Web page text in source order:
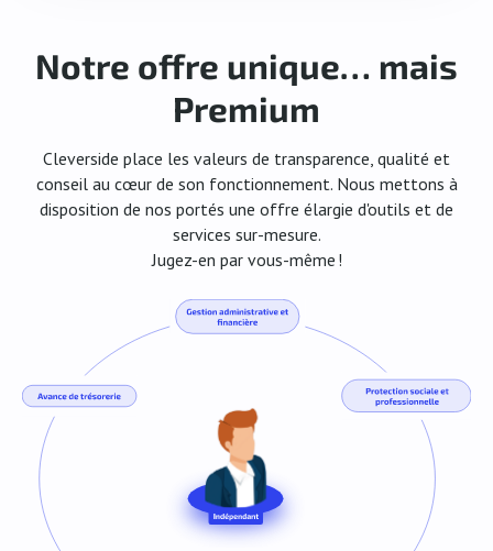
Notre offre unique… mais
Premium
Cleverside place les valeurs de transparence, qualité et
conseil au cœur de son fonctionnement. Nous mettons à
disposition de nos portés une offre élargie d'outils et de
services sur-mesure.
Jugez-en par vous-même !